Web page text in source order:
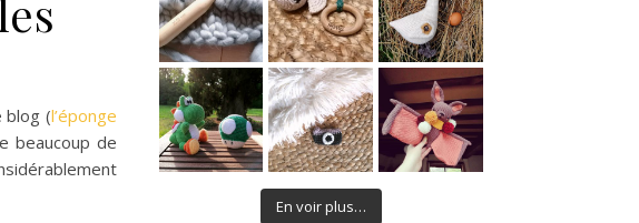
blog (l’éponge
beaucoup de
En voir plus…